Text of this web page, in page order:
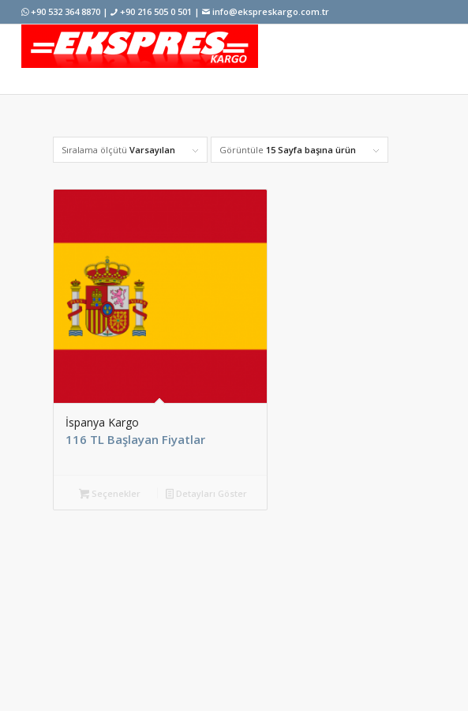
+90 532 364 8870 | +90 216 505 0 501 | info@ekspreskargo.com.tr
Sıralama ölçütü Varsayılan Görüntüle 15 Sayfa başına ürün
İspanya Kargo
116 TL Başlayan Fiyatlar
Seçenekler Detayları Göster